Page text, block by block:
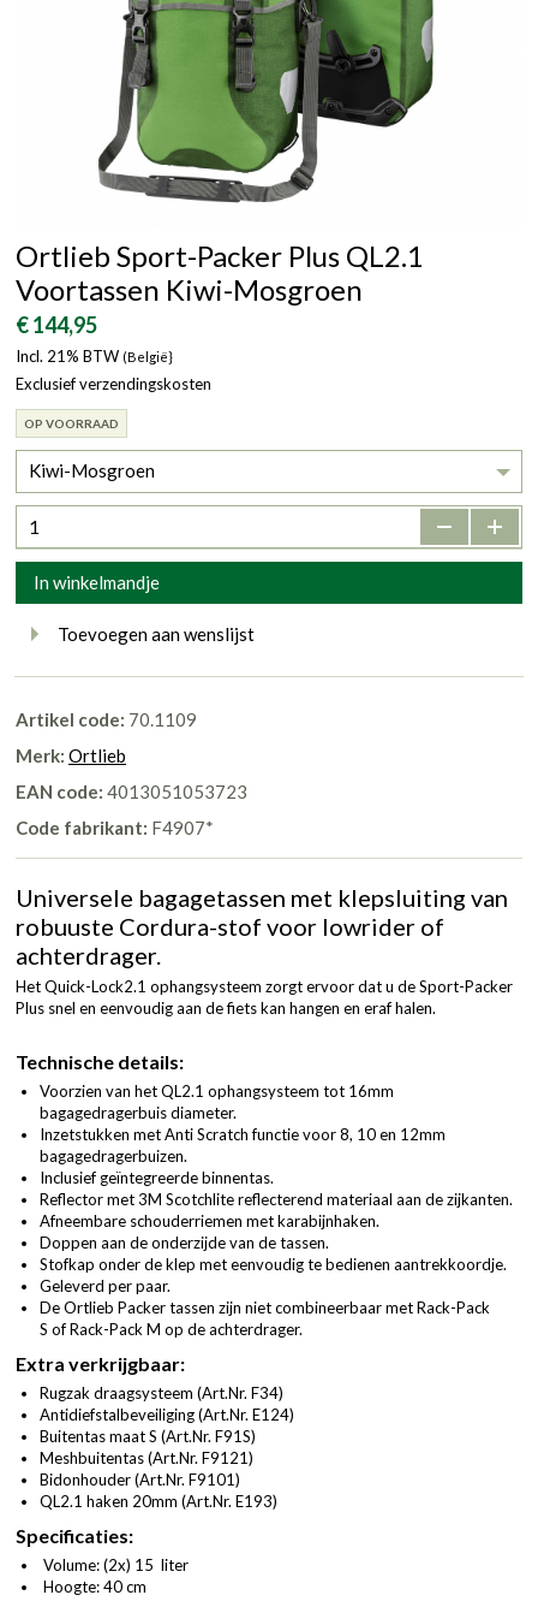
Ortlieb Sport-Packer Plus QL2.1
Voortassen Kiwi-Mosgroen
€ 144,95
Incl. 21% BTW (België}
Exclusief verzendingskosten
OP VOORRAAD
Kiwi-Mosgroen
- +
In winkelmandje
Toevoegen aan wenslijst
Artikel code: 70.1109
Merk: Ortlieb
EAN code: 4013051053723
Code fabrikant: F4907*
Universele bagagetassen met klepsluiting van
robuuste Cordura-stof voor lowrider of
achterdrager.
Het Quick-Lock2.1 ophangsysteem zorgt ervoor dat u de Sport-Packer
Plus snel en eenvoudig aan de fiets kan hangen en eraf halen.
Technische details:
Voorzien van het QL2.1 ophangsysteem tot 16mm
bagagedragerbuis diameter.
Inzetstukken met Anti Scratch functie voor 8, 10 en 12mm
bagagedragerbuizen.
Inclusief geïntegreerde binnentas.
Reflector met 3M Scotchlite reflecterend materiaal aan de zijkanten.
Afneembare schouderriemen met karabijnhaken.
Doppen aan de onderzijde van de tassen.
Stofkap onder de klep met eenvoudig te bedienen aantrekkoordje.
Geleverd per paar.
De Ortlieb Packer tassen zijn niet combineerbaar met Rack-Pack
S of Rack-Pack M op de achterdrager.
Extra verkrijgbaar:
Rugzak draagsysteem (Art.Nr. F34)
Antidiefstalbeveiliging (Art.Nr. E124)
Buitentas maat S (Art.Nr. F91S)
Meshbuitentas (Art.Nr. F9121)
Bidonhouder (Art.Nr. F9101)
QL2.1 haken 20mm (Art.Nr. E193)
Specificaties:
Volume: (2x) 15 liter
Hoogte: 40 cm